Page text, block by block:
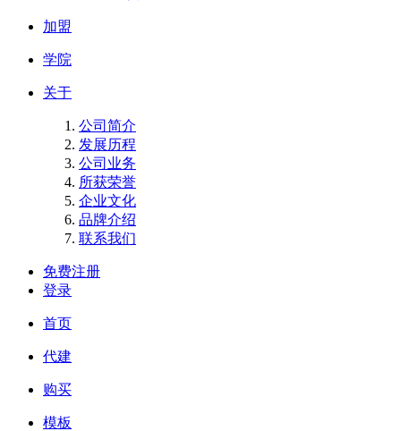
加盟
学院
关于
公司简介
发展历程
公司业务
所获荣誉
企业文化
品牌介绍
联系我们
免费注册
登录
首页
代建
购买
模板